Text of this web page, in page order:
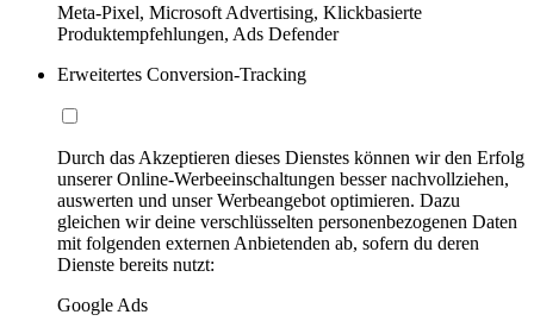
Meta-Pixel, Microsoft Advertising, Klickbasierte
Produktempfehlungen, Ads Defender
Erweitertes Conversion-Tracking
Durch das Akzeptieren dieses Dienstes können wir den Erfolg
unserer Online-Werbeeinschaltungen besser nachvollziehen,
auswerten und unser Werbeangebot optimieren. Dazu
gleichen wir deine verschlüsselten personenbezogenen Daten
mit folgenden externen Anbietenden ab, sofern du deren
Dienste bereits nutzt:
Google Ads